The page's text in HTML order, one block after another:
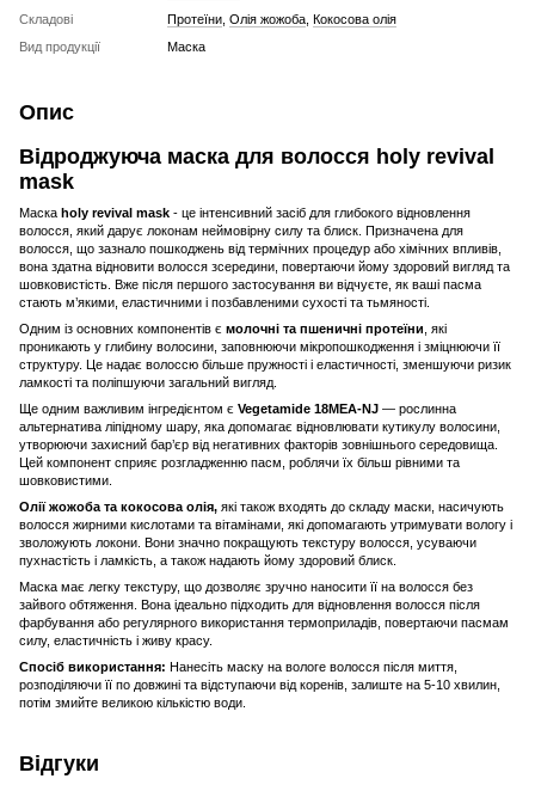
Складові
Протеїни Олія жожоба Кокосова олія
Вид продукції
Маска
Опис
Відроджуюча маска для волосся holy revival
mask
Маска holy revival mask - це інтенсивний засіб для глибокого відновлення
волосся, який дарує локонам неймовірну силу та блиск. Призначена для
волосся, що зазнало пошкоджень від термічних процедур або хімічних впливів,
вона здатна відновити волосся зсередини, повертаючи йому здоровий вигляд та
шовковистість. Вже після першого застосування ви відчуєте, як ваші пасма
стають м’якими, еластичними і позбавленими сухості та тьмяності.
Одним із основних компонентів є молочні та пшеничні протеїни , які
проникають у глибину волосини, заповнюючи мікропошкодження і зміцнюючи її
структуру. Це надає волоссю більше пружності і еластичності, зменшуючи ризик
ламкості та поліпшуючи загальний вигляд.
Ще одним важливим інгредієнтом є Vegetamide 18MEA-NJ — рослинна
альтернатива ліпідному шару, яка допомагає відновлювати кутикулу волосини,
утворюючи захисний бар’єр від негативних факторів зовнішнього середовища.
Цей компонент сприяє розгладженню пасм, роблячи їх більш рівними та
шовковистими.
Олії жожоба та кокосова олія, які також входять до складу маски, насичують
волосся жирними кислотами та вітамінами, які допомагають утримувати вологу і
зволожують локони. Вони значно покращують текстуру волосся, усуваючи
пухнастість і ламкість, а також надають йому здоровий блиск.
Маска має легку текстуру, що дозволяє зручно наносити її на волосся без
зайвого обтяження. Вона ідеально підходить для відновлення волосся після
фарбування або регулярного використання термоприладів, повертаючи пасмам
силу, еластичність і живу красу.
Спосіб використання: Нанесіть маску на вологе волосся після миття,
розподіляючи її по довжині та відступаючи від коренів, залиште на 5-10 хвилин,
потім змийте великою кількістю води.
Відгуки